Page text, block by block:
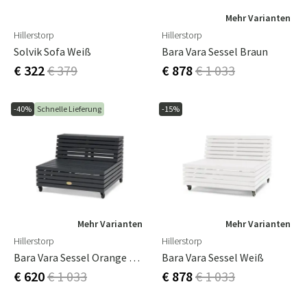
Hillerstorp
Solvik Sofa Weiß
€ 322€ 379
Mehr Varianten
Hillerstorp
Bara Vara Sessel Braun
€ 878€ 1 033
-40% Schnelle Lieferung
Mehr Varianten
Hillerstorp
Bara Vara Sessel Orange Grau
€ 620€ 1 033
-15%
Mehr Varianten
Hillerstorp
Bara Vara Sessel Weiß
€ 878€ 1 033